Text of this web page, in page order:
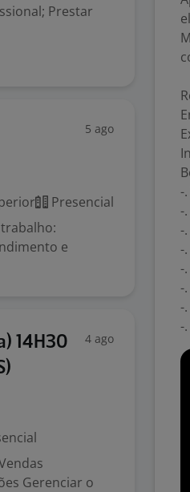
Prestar
5 ago
Presencial
trabalho:
e
14H30
4 ago
Gerenciar o
-
-
-
-
-
-
-
-